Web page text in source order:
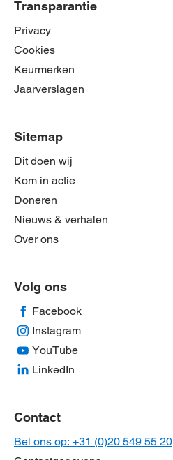
Transparantie
Privacy
Cookies
Keurmerken
Jaarverslagen
Sitemap
Dit doen wij
Kom in actie
Doneren
Nieuws & verhalen
Over ons
Volg ons
Facebook
Instagram
YouTube
LinkedIn
Contact
Bel ons op: +31 (0)20 549 55 20